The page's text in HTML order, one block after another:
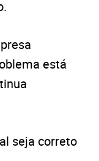
está
seja correto